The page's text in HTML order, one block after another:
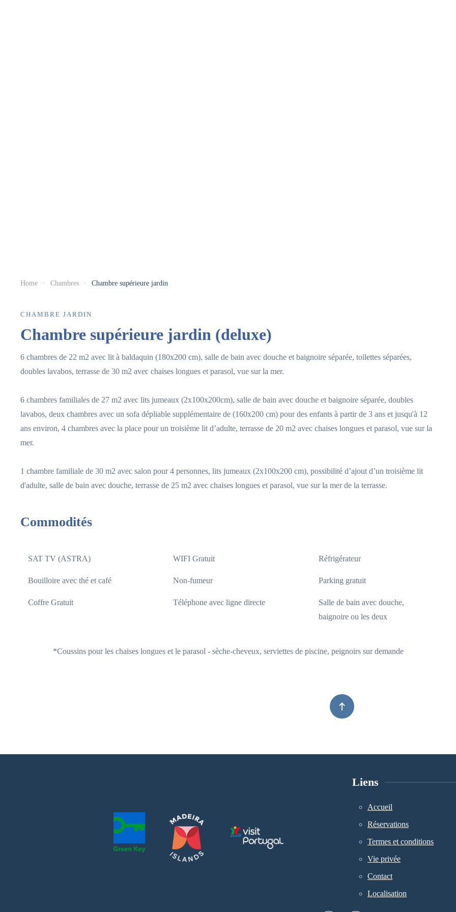
Home Chambres Chambre supérieure jardin
CHAMBRE JARDIN
Chambre supérieure jardin (deluxe)
6 chambres de 22 m2 avec lit à baldaquin (180x200 cm), salle de bain avec douche et baignoire séparée, toilettes séparées,
doubles lavabos, terrasse de 30 m2 avec chaises longues et parasol, vue sur la mer.
6 chambres familiales de 27 m2 avec lits jumeaux (2x100x200cm), salle de bain avec douche et baignoire séparée, doubles
lavabos, deux chambres avec un sofa dépliable supplémentaire de (160x200 cm) pour des enfants à partir de 3 ans et jusqu'à 12
ans environ, 4 chambres avec la place pour un troisième lit d’adulte, terrasse de 20 m2 avec chaises longues et parasol, vue sur la
mer.
1 chambre familiale de 30 m2 avec salon pour 4 personnes, lits jumeaux (2x100x200 cm), possibilité d’ajout d’un troisième lit
d'adulte, salle de bain avec douche, terrasse de 25 m2 avec chaises longues et parasol, vue sur la mer de la terrasse.
Commodités
SAT TV (ASTRA) WIFI Gratuit Réfrigérateur
Bouilloire avec thé et café Non-fumeur Parking gratuit
Coffre Gratuit Téléphone avec ligne directe
Salle de bain avec douche,
baignoire ou les deux
*Coussins pour les chaises longues et le parasol - sèche-cheveux, serviettes de piscine, peignoirs sur demande
Liens
Accueil
Réservations
Termes et conditions
Vie privée
Contact
Localisation